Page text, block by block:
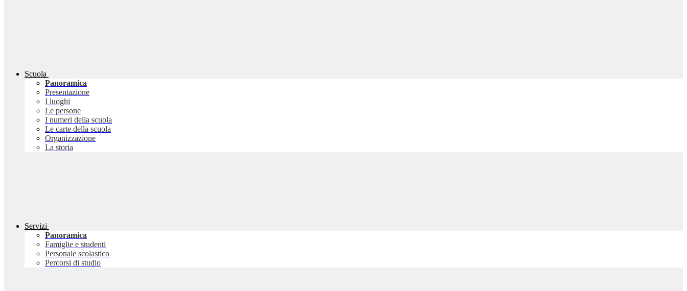
Scuola
Panoramica
Presentazione
I luoghi
Le persone
I numeri della scuola
Le carte della scuola
Organizzazione
La storia
Servizi
Panoramica
Famiglie e studenti
Personale scolastico
Percorsi di studio